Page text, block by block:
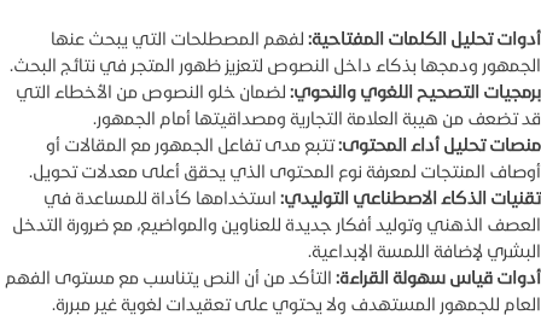
أدوات تحليل الكلمات المفتاحية: لفهم المصطلحات التي يبحث عنها
الجمهور ودمجها بذكاء داخل النصوص لتعزيز ظهور المتجر في نتائج البحث.
برمجيات التصحيح اللغوي والنحوي: لضمان خلو النصوص من الأخطاء التي
قد تضعف من هيبة العلامة التجارية ومصداقيتها أمام الجمهور.
منصات تحليل أداء المحتوى:تتبع مدى تفاعل الجمهور مع المقالات أو
أوصاف المنتجات لمعرفة نوع المحتوى الذي يحقق أعلى معدلات تحويل.
تقنيات الذكاء الاصطناعي التوليدي: استخدامها كأداة للمساعدة في
العصف الذهني وتوليد أفكار جديدة للعناوين والمواضيع، مع ضرورة التدخل
البشري لإضافة اللمسة الإبداعية.
أدوات قياس سهولة القراءة: التأكد من أن النص يتناسب مع مستوى الفهم
العام للجمهور المستهدف ولا يحتوي على تعقيدات لغوية غير مبررة.